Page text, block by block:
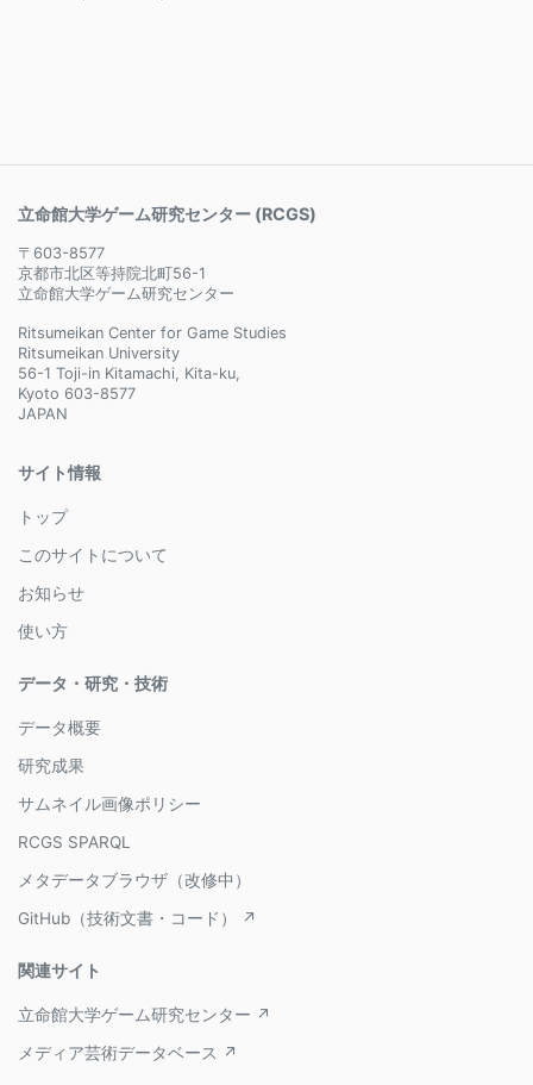
立命館大学ゲーム研究センター (RCGS)
〒603-8577
京都市北区等持院北町56-1
立命館大学ゲーム研究センター
Ritsumeikan Center for Game Studies
Ritsumeikan University
56-1 Toji-in Kitamachi, Kita-ku,
Kyoto 603-8577
JAPAN
サイト情報
トップ
このサイトについて
お知らせ
使い方
データ・研究・技術
データ概要
研究成果
サムネイル画像ポリシー
RCGS SPARQL
メタデータブラウザ（改修中）
GitHub（技術文書・コード） ↗
関連サイト
立命館大学ゲーム研究センター ↗
メディア芸術データベース ↗